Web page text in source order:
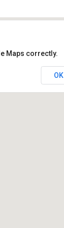
Maps correctly.
OK